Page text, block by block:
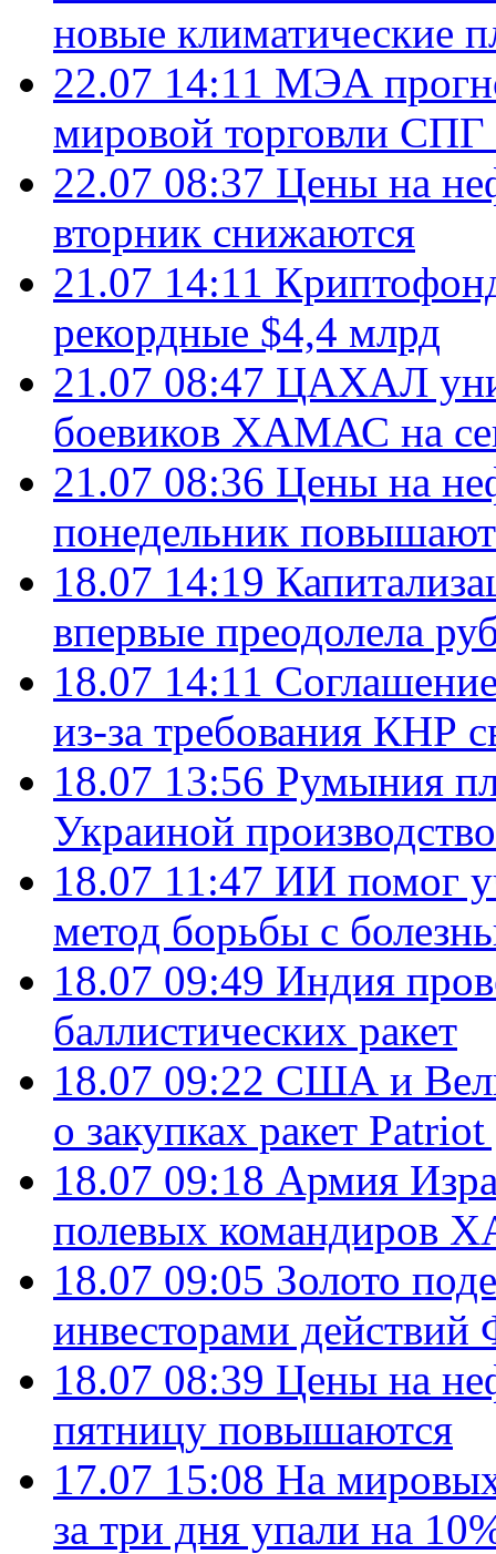
новые климатические
22.07 14:11 МЭА
мировой торговли СПГ
22.07 08:37 Цены на
вторник снижаются
21.07 14:11
рекордные $4,4 млрд
21.07 08:47 ЦАХАЛ
боевиков ХАМАС на
21.07 08:36 Цены на
понедельник
18.07 14:19
впервые преодолела
18.07 14:11
из-за требования КНР
18.07 13:56 Румыния
Украиной
18.07 11:47 ИИ помог
метод борьбы с
18.07 09:49 Индия
баллистических ракет
18.07 09:22 США и
о закупках ракет
18.07 09:18 Армия
полевых командиров
18.07 09:05 Золото
инвесторами
18.07 08:39 Цены на
пятницу повышаются
17.07 15:08 На
за три дня упали на